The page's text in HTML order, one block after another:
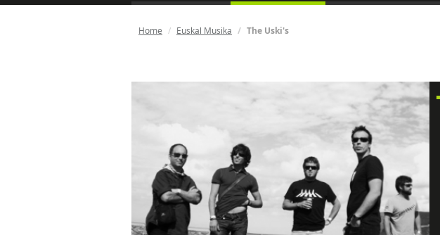
Home Euskal Musika The Uski's